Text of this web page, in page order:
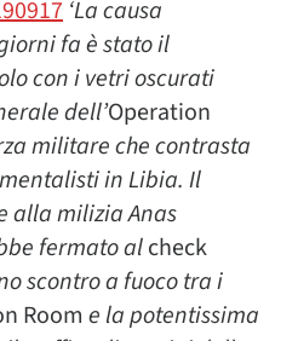
‘La causa
fa è stato il
con i vetri oscurati
dell’Operation
militare che contrasta
in Libia. Il
alla milizia Anas
fermato alcheck
scontro a fuoco tra i
Room e la potentissima